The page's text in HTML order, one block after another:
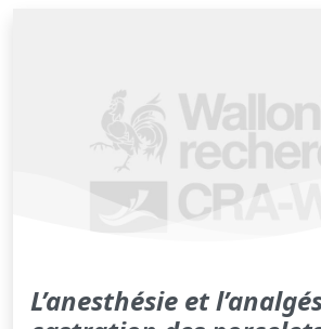
L’anesthésie et